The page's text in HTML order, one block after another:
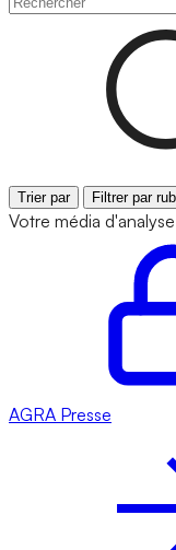
Trier par Filtrer par
Votre média
AGRA Presse